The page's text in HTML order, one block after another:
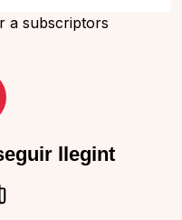
a subscriptors